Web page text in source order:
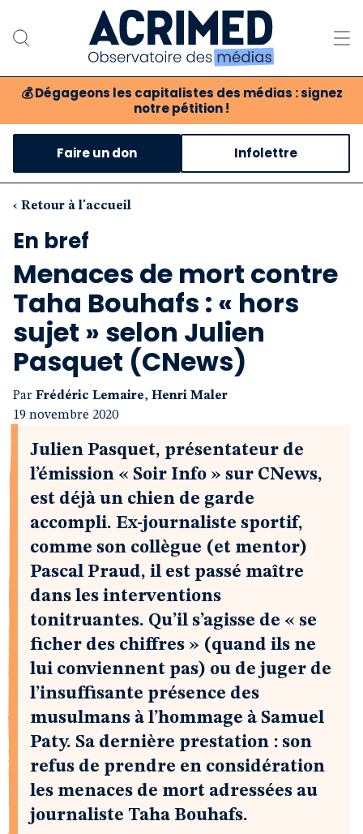
💰 Dégageons les capitalistes des médias : signez
notre pétition !
Notre association
Notre critique des médias
Nos propositions
Boutique
Faire un don Infolettre
‹ Retour à l'accueil
En bref
Menaces de mort contre
Taha Bouhafs : « hors
sujet » selon Julien
Pasquet (CNews)
Par Frédéric Lemaire, Henri Maler
19 novembre 2020
Julien Pasquet, présentateur de
l’émission « Soir Info » sur CNews,
est déjà un chien de garde
accompli. Ex-journaliste sportif,
comme son collègue (et mentor)
Pascal Praud, il est passé maître
dans les interventions
tonitruantes. Qu’il s’agisse de « se
ficher des chiffres » (quand ils ne
lui conviennent pas) ou de juger de
l’insuffisante présence des
musulmans à l’hommage à Samuel
Paty. Sa dernière prestation : son
refus de prendre en considération
les menaces de mort adressées au
journaliste Taha Bouhafs.